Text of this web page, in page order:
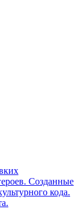
Созданные
кода.